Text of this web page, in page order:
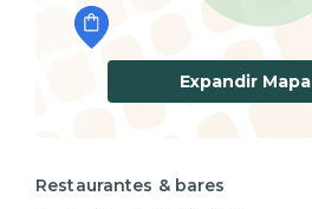
Expandir Mapa
Restaurantes & bares